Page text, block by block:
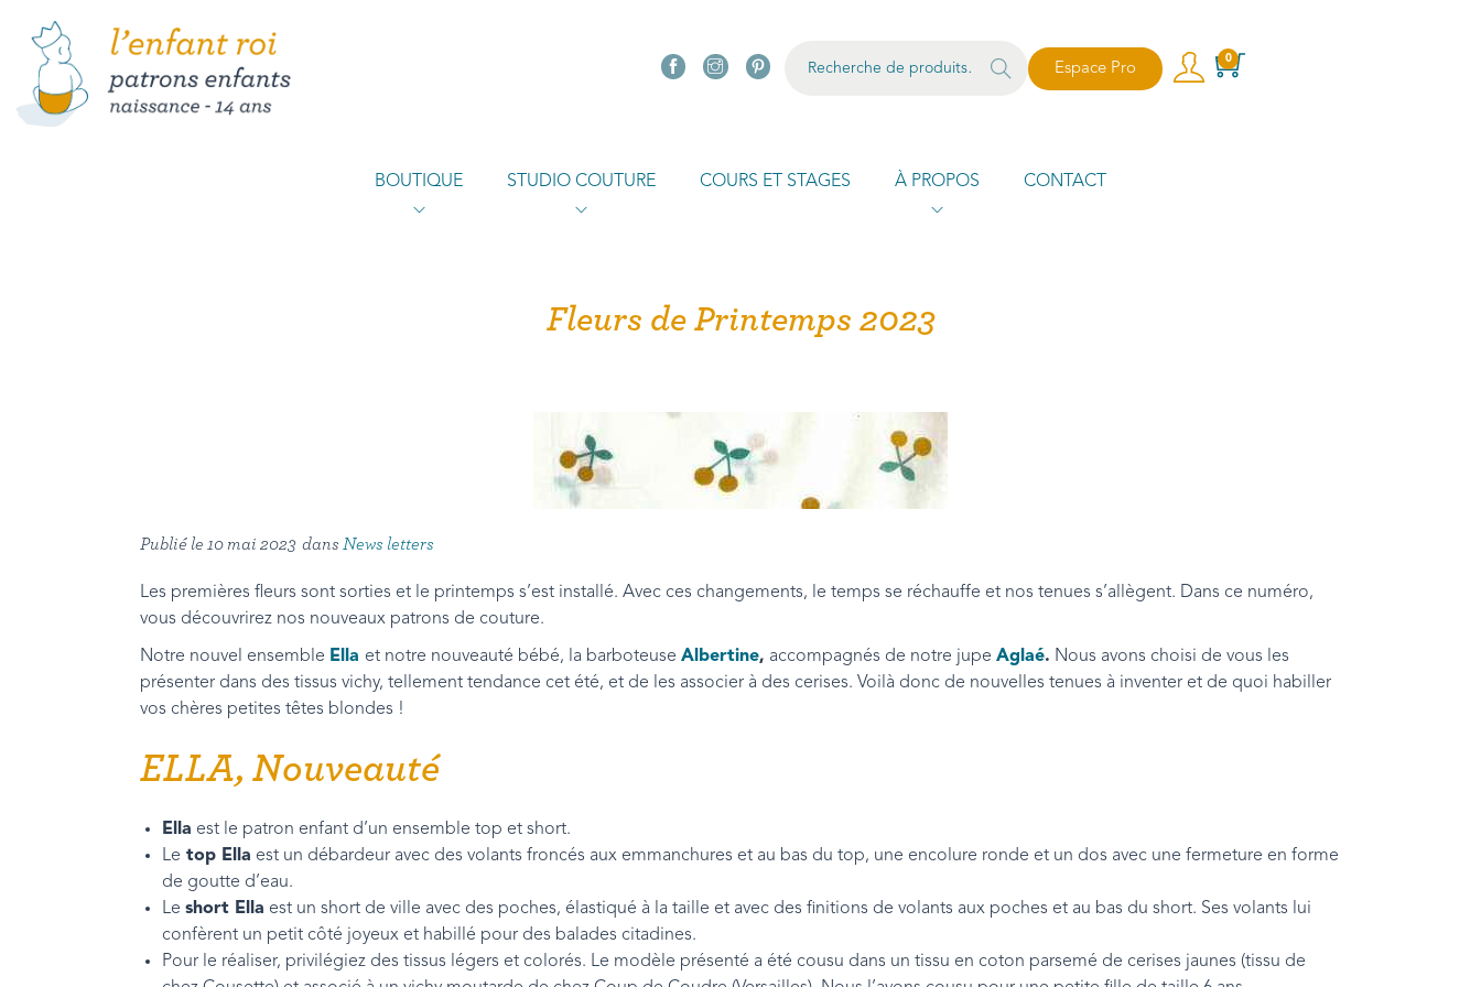
Recher
Espace Pro
0
BOUTIQUE STUDIO COUTURE COURS ET STAGES À PROPOS CONTACT
Fleurs de Printemps 2023
Publié le 10 mai 2023 dans News letters
Les premières fleurs sont sorties et le printemps s’est installé. Avec ces changements, le temps se réchauffe et nos tenues s’allègent. Dans ce numéro,
vous découvrirez nos nouveaux patrons de couture.
Notre nouvel ensemble Ella et notre nouveauté bébé, la barboteuse Albertine, accompagnés de notre jupe Aglaé. Nous avons choisi de vous les
présenter dans des tissus vichy, tellement tendance cet été, et de les associer à des cerises. Voilà donc de nouvelles tenues à inventer et de quoi habiller
vos chères petites têtes blondes !
ELLA, Nouveauté
Ella est le patron enfant d’un ensemble top et short.
Le top Ella est un débardeur avec des volants froncés aux emmanchures et au bas du top, une encolure ronde et un dos avec une fermeture en forme
de goutte d’eau.
Le short Ella est un short de ville avec des poches, élastiqué à la taille et avec des finitions de volants aux poches et au bas du short. Ses volants lui
confèrent un petit côté joyeux et habillé pour des balades citadines.
Pour le réaliser, privilégiez des tissus légers et colorés. Le modèle présenté a été cousu dans un tissu en coton parsemé de cerises jaunes (tissu de